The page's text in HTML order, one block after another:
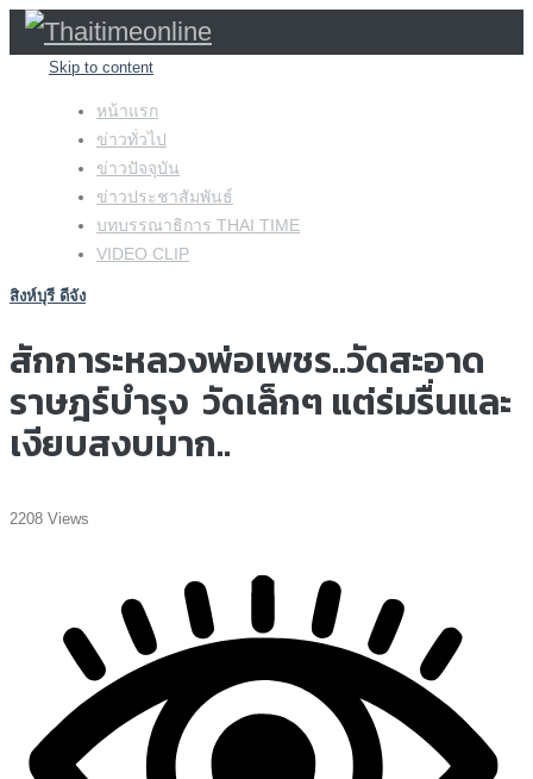
Skip to content
หน้าแรก
ข่าวทั่วไป
ข่าวปัจจุบัน
ข่าวประชาสัมพันธ์
บทบรรณาธิการ THAI TIME
VIDEO CLIP
สิงห์บุรี ดีจัง
สักการะหลวงพ่อเพชร..วัดสะอาด
ราษฎร์บำรุง วัดเล็กๆ แต่ร่มรื่นและ
เงียบสงบมาก..
2208 Views